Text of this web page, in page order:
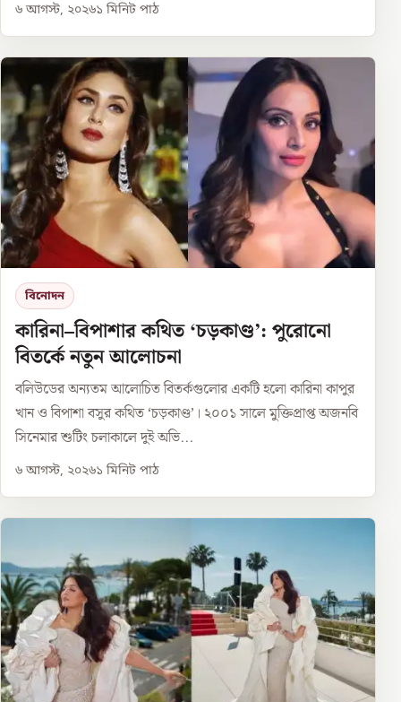
৬ আগস্ট, ২০২৬১ মিনিট পাঠ
বিনোদন
কারিনা–বিপাশার কথিত ‘চড়কাণ্ড’: পুরোনো
বিতর্কে নতুন আলোচনা
বলিউডের অন্যতম আলোচিত বিতর্কগুলোর একটি হলো কারিনা কাপুর
খান ও বিপাশা বসুর কথিত ‘চড়কাণ্ড’। ২০০১ সালে মুক্তিপ্রাপ্ত অজনবি
সিনেমার শুটিং চলাকালে দুই অভি...
৬ আগস্ট, ২০২৬১ মিনিট পাঠ